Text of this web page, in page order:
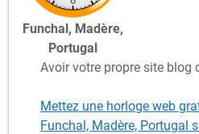
Funchal, Madère,
Portugal
Avoir votre propre site blog
Mettez une horloge web
Funchal, Madère, Portugal